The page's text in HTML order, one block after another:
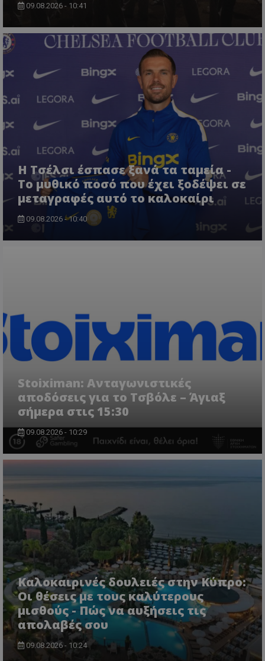
09.08.2026 - 10:41
Η Τσέλσι έσπασε ξανά τα ταμεία -
Το μυθικό ποσό που έχει ξοδέψει σε
μεταγραφές αυτό το καλοκαίρι
09.08.2026 - 10:40
Stoiximan: Ανταγωνιστικές
αποδόσεις για το Τσβόλε – Άγιαξ
σήμερα στις 15:30
09.08.2026 - 10:29
Καλοκαιρινές δουλειές στην Κύπρο:
Οι θέσεις με τους καλύτερους
μισθούς - Πώς να αυξήσεις τις
απολαβές σου
09.08.2026 - 10:24